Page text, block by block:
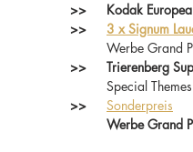
>>	Kodak
3 x Signum
Werbe Grand
>>	Trierenberg
Special
Sonderpreis
Werbe Grand